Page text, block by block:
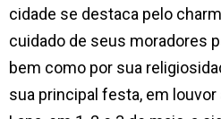
cidade se destaca pelo
cuidado de seus moradores
bem como por sua
sua principal festa, em louvor